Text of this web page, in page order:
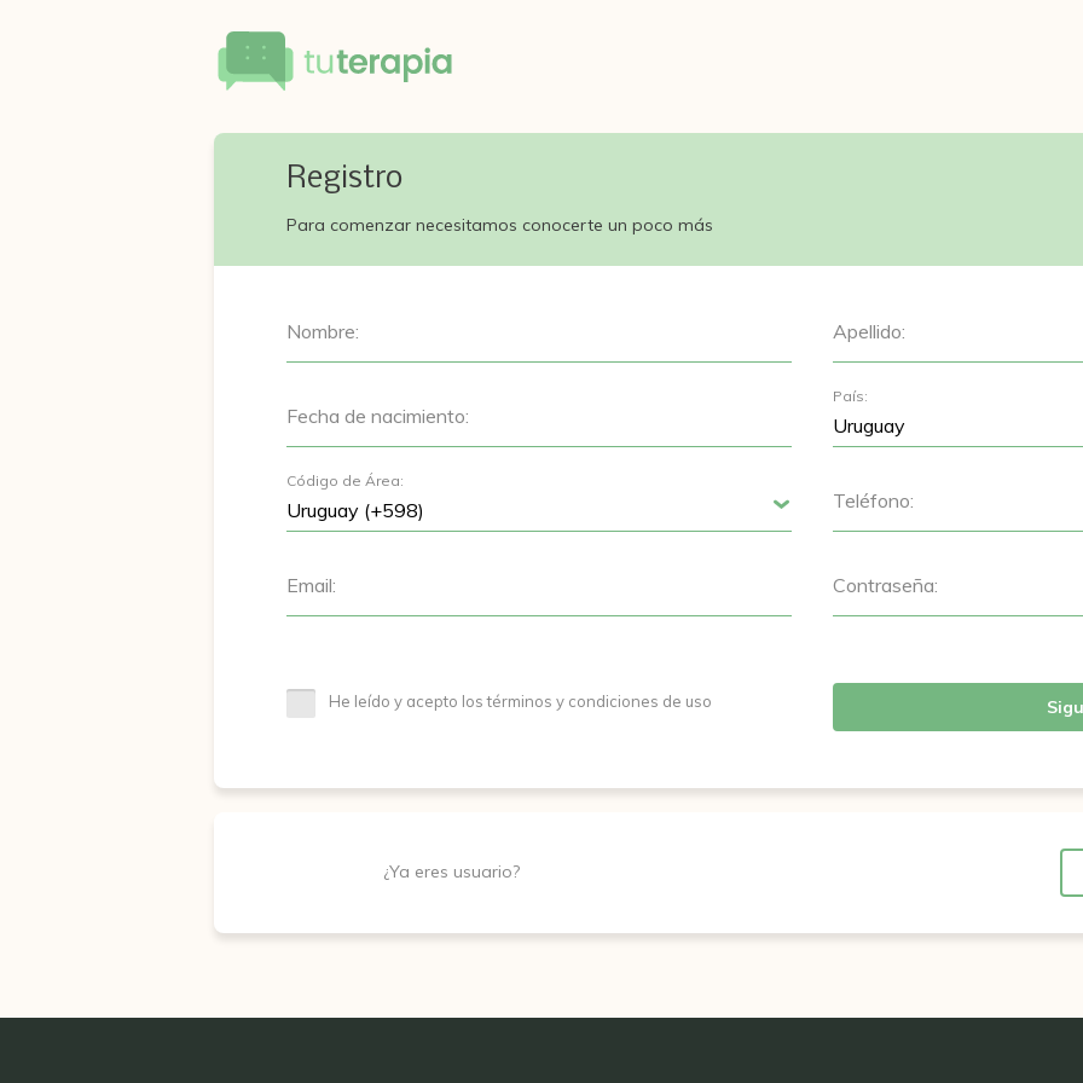
Registro
Para comenzar necesitamos conocerte un poco más
Nombre: Apellido:
Fecha de nacimiento:
País:
Código de Área:
Teléfono:
Email: Contraseña:
He leído y acepto los términos y condiciones de uso
¿Ya eres usuario?